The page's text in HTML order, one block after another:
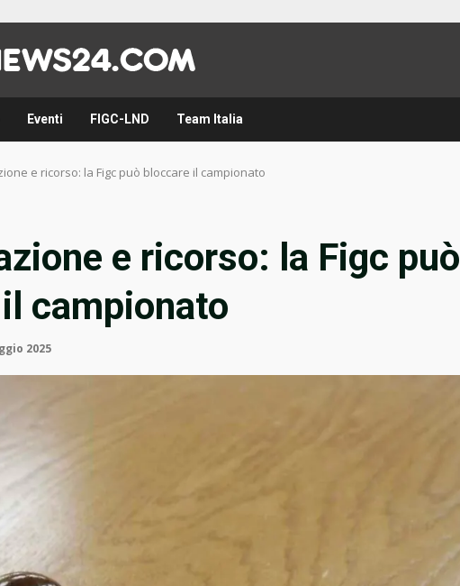
Eventi FIGC-LND Team Italia
e ricorso: la Figc può bloccare il campionato
e ricorso: la Figc può
campionato
2025